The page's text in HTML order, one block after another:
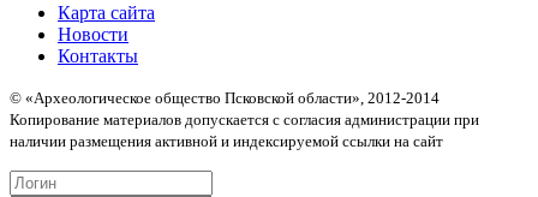
Карта сайта
Новости
Контакты
© «Археологическое общество Псковской области», 2012-2014
Копирование материалов допускается с согласия администрации при
наличии размещения активной и индексируемой ссылки на сайт